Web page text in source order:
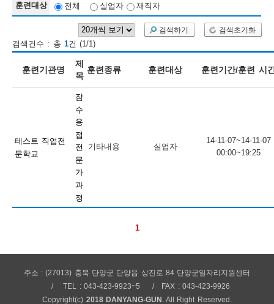
보
보
련
우
내
훈련대상 전체 실업자 재직자
검색하기 검색초기화
검색건수 : 총 1건 (1/1)
훈련기관명
제
목
훈련종류 훈련대상 훈련기간/훈련 시
테스트 직업전
문학교
잠
수
용
접
전
문
가
과
정
기타내용 실업자
14-11-07~14-11-07
00:00~19:25
1
업
훈
련
주소 : (27013) 충북 단양군 단양읍 상진로 84 단양군일자리지원센터
TEL : 043-423-9923~5
FAX : 043-423-9926
Copyright(c) 2018 DANYANG-GUN . All Right Reserved.